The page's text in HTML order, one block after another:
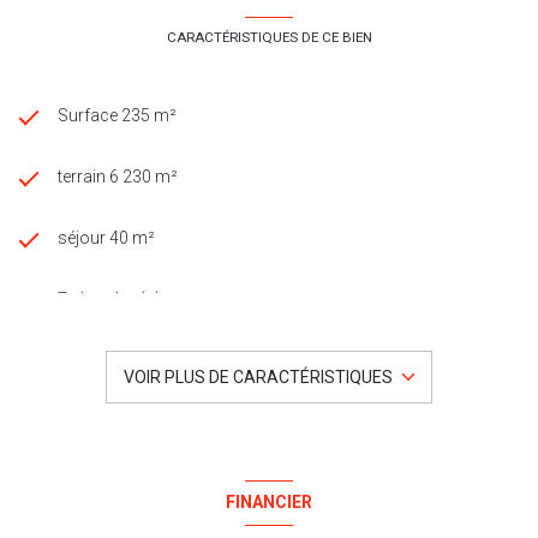
CARACTÉRISTIQUES DE CE BIEN
Surface 235 m²
terrain 6 230 m²
séjour 40 m²
7 chambre(s)
VOIR PLUS DE CARACTÉRISTIQUES
FINANCIER